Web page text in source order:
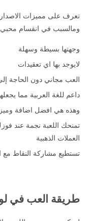
ومالسبب في انقسام محبي
وجهتها بسيطة وسهلة
لايوجد بها اي تعقيدات
العب مجاني دون الحاجة
داعم للغة العربية مما
وهذه هي افضل اضافة
تمنحك اللعبة نجمة عند
العملات الذهبية
تستطيع مشاركة النقاط مع
طريقة العب في